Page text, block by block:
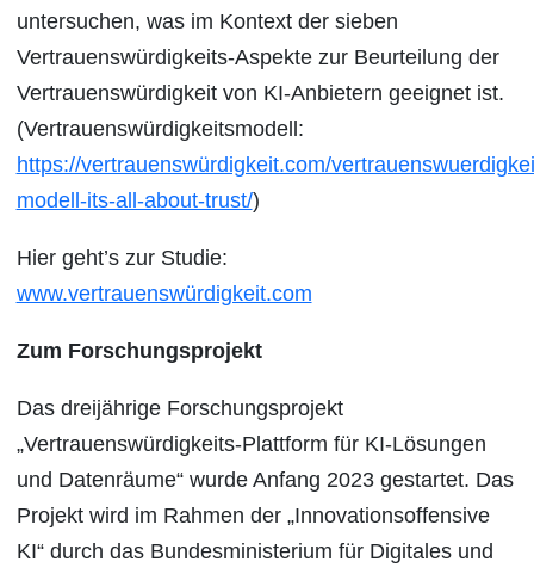
untersuchen, was im Kontext der sieben
Vertrauenswürdigkeits-Aspekte zur Beurteilung der
Vertrauenswürdigkeit von KI-Anbietern geeignet ist.
(Vertrauenswürdigkeitsmodell:
https://vertrauenswürdigkeit.com/
modell-its-all-about-trust/)
Hier geht’s zur Studie:
www.vertrauenswürdigkeit.com
Zum Forschungsprojekt
Das dreijährige Forschungsprojekt
„Vertrauenswürdigkeits-Plattform für KI-Lösungen
und Datenräume“ wurde Anfang 2023 gestartet. Das
Projekt wird im Rahmen der „Innovationsoffensive
KI“ durch das Bundesministerium für Digitales und